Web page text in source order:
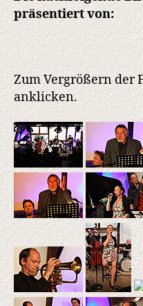
präsentiert von:
Zum Vergrößern der
anklicken.